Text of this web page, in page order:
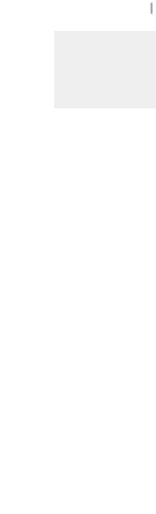
｜